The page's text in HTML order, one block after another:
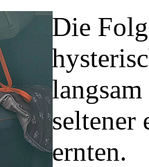
Die
seltener
ernten.